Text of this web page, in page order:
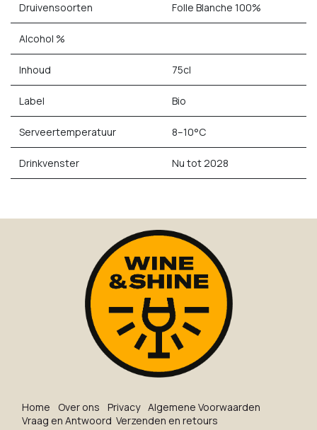
Druivensoorten Folle Blanche 100%
Alcohol %
Inhoud 75cl
Label Bio
Serveertemperatuur 8–10°C
Drinkvenster Nu tot 2028
Ho​me O​ve​r on​s Privacy Algemene Voorwaarden
Vraag en Antwoord Verzenden en retours